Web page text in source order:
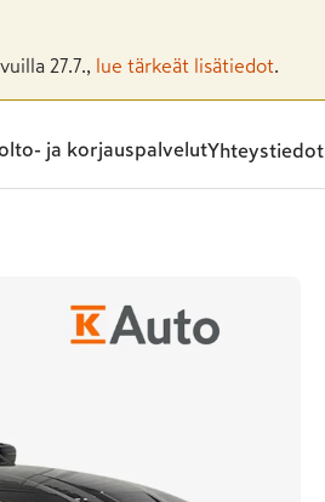
27.7., lue tärkeät lisätiedot
ja korjauspalvelutYhteystiedot